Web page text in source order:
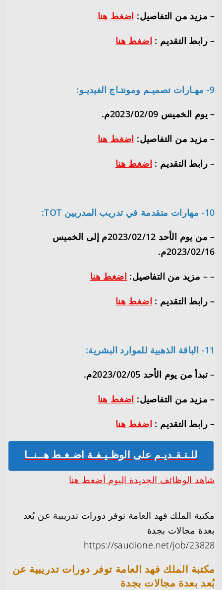
– مزيد من التفاصيل: اضغط هنا
– رابط التقديم : اضغط هنا
9- مهـارات تصميـم ومونتـاج الفيديـو:
– يوم الخميس 2023/02/09م.
– مزيد من التفاصيل: اضغط هنا
– رابط التقديم : اضغط هنا
10- مهارات متقدمة في تدريب المدربين TOT:
– من يوم الأحد 2023/02/12م إلى الخميس
2023/02/16م.
– – مزيد من التفاصيل: اضغط هنا
– رابط التقديم : اضغط هنا
11- الباقة الذهبية للموارد البشرية:
– تبدأ من يوم الأحد 2023/02/05م.
– مزيد من التفاصيل: اضغط هنا
– رابط التقديم : اضغط هنا
للـتـقـديـم على الوظـيـفـة اضـغـط هــنــا
شاهد الوظائف الجديدة اليوم أضغط هنا
مكتبة الملك فهد العامة توفر دورات تدريبية عن بُعد
بعدة مجالات بجدة
https://saudione.net/job/23828
مكتبة الملك فهد العامة توفر دورات تدريبية عن
بُعد بعدة مجالات بجدة